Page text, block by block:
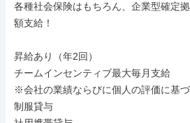
各種社会保険はもちろん、企業型確定
額支給！
昇給あり（年2回）
チームインセンティブ最大毎月支給
※会社の業績ならびに個人の評価に基
制服貸与